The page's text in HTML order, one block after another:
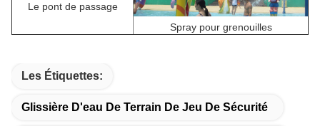
Le pont de passage
Spray pour grenouilles
Les Étiquettes:
Glissière D'eau De Terrain De Jeu De Sécurité